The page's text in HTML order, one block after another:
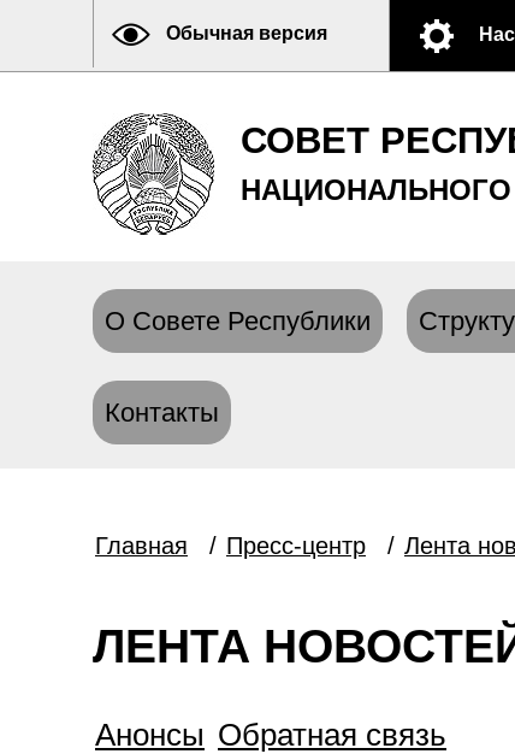
Обычная версия
СОВЕТ
НАЦИОНАЛЬНОГО
О Совете Республики
Контакты
Главная / Пресс-центр / Лента
ЛЕНТА
Анонсы Обратная связь